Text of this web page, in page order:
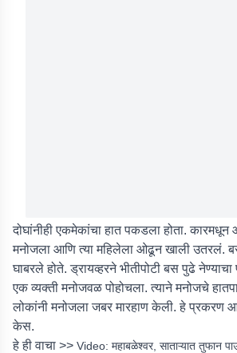
दोघांनीही एकमेकांचा हात पकडला होता. कारमधून
मनोजला आणि त्या महिलेला ओढून खाली उतरलं.
घाबरले होते. ड्रायव्हरने भीतीपोटी बस पुढे
एक व्यक्ती मनोजवळ पोहोचला. त्याने मनोजचे
लोकांनी मनोजला जबर मारहाण केली. हे प्रकरण
केस.
हे ही वाचा >> Video: महाबळेश्वर, साताऱ्यात तुफान